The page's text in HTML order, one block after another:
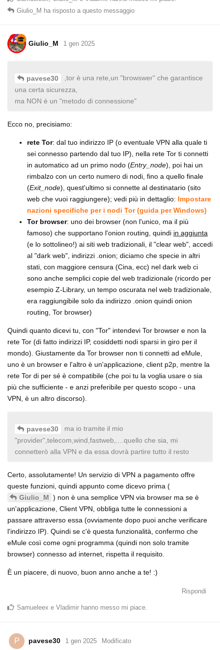
Giulio_M ha risposto a questo messaggio
Giulio_M 1 gen 2025
pavese30
,tor è una rete,un "browswer" che garantisce
una certa sicurezza,
ma NON è un "metodo di connessione"
Ecco no, precisiamo:
rete Tor: dal tuo indirizzo IP (o eventuale VPN alla quale ti
sei connesso partendo dal tuo IP), nella rete Tor ti connetti
in automatico ad un primo nodo (Entry_node), poi hai un
rimbalzo con un certo numero di nodi, fino a quello finale
(Exit_node), quest'ultimo si connette al destinatario (sito
web che vuoi raggiungere); vedi più in dettaglio: Impostare
nazioni specifiche per i nodi Tor (guida per Windows)
Tor browser: uno dei browser (non l'unico, ma il più
famoso) che supportano l'onion routing, quindi in aggiunta
(e lo sottolineo!) ai siti web tradizionali, il "clear web", accedi
al "dark web", indirizzi .onion; diciamo che specie in altri
stati, con maggiore censura (Cina, ecc) nel dark web ci
sono anche semplici copie del web tradizionale (ricordo per
esempio Z-Library, un tempo oscurata nel web tradizionale,
era raggiungibile solo da indirizzo .onion quindi onion
routing, Tor browser)
Quindi quanto dicevi tu, con "Tor" intendevi Tor browser e non la
rete Tor (di fatto indirizzi IP, cosiddetti nodi sparsi in giro per il
mondo). Giustamente da Tor browser non ti connetti ad eMule,
uno è un browser e l'altro è un'applicazione, client p2p, mentre la
rete Tor di per sé è compatibile (che poi tu la voglia usare o sia
più che sufficiente - e anzi preferibile per questo scopo - una
VPN, è un altro discorso).
pavese30
ma io tramite il mio
"provider",telecom,wind,fastweb,....quello che sia, mi
connetterò alla VPN e da essa dovrà partire tutto il resto
Certo, assolutamente! Un servizio di VPN a pagamento offre
queste funzioni, quindi appunto come dicevo prima (
Giulio_M ) non è una semplice VPN via browser ma se è
un'applicazione, Client VPN, obbliga tutte le connessioni a
passare attraverso essa (ovviamente dopo puoi anche verificare
l'indirizzo IP). Quindi se c'è questa funzionalità, confermo che
eMule così come ogni programma (quindi non solo tramite
browser) connesso ad internet, rispetta il requisito.
È un piacere, di nuovo, buon anno anche a te! :)
Rispondi
Samueleex e Vladimir hanno messo mi piace.
P pavese30 1 gen 2025 Modificato